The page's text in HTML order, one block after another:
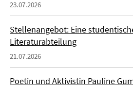
23.07.2026
Stellenangebot: Eine
Literaturabteilung
21.07.2026
Poetin und Aktivistin Pauline